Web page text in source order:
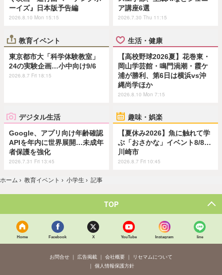
ーイズ』日本版予告編
2026.8.10 Mon 15:15
ア講座6選
2026.7.30 Thu 11:15
教育イベント
東京都市大「科学体験教室」
24の実験企画…小中向け9/6
2026.8.7 Fri 18:15
生活・健康
【高校野球2026夏】花巻東・
岡山学芸館・鳴門渦潮・霞ケ
浦が勝利、第6日は横浜vs沖
縄尚学ほか
2026.8.10 Mon 7:15
デジタル生活
Google、アプリ向け年齢確認
APIを年内に世界展開…未成年
者保護を強化
2026.7.31 Fri 13:45
趣味・娯楽
【夏休み2026】魚に触れて学
ぶ「おさかな」イベント8/8…
川崎市
2026.8.7 Fri 10:45
ホーム › 教育イベント › 小学生 › 記事
TOP
Home Facebook X YouTube Instagram line
お問合せ 広告掲載 会社概要
リセマムについて
個人情報保護方針